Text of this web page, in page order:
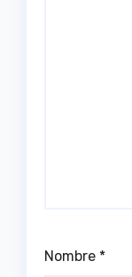
Nombre *